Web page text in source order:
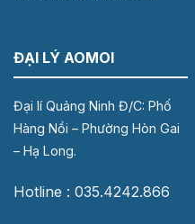
ĐẠI LÝ AOMOI
Đại lí Quảng Ninh Đ/C: Phố
Hàng Nồi – Phường Hòn Gai
– Hạ Long.
Hotline : 035.4242.866